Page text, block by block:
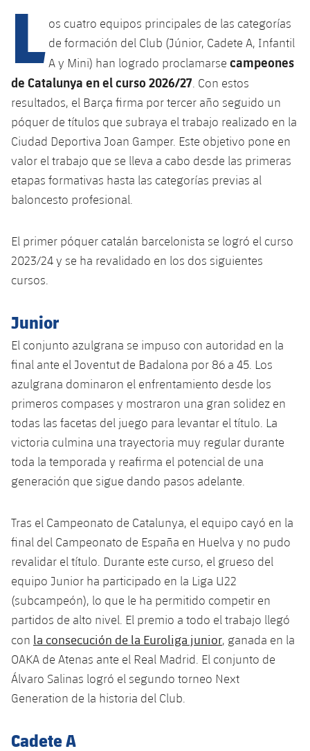
plusicon
más
Instalaciones
Spotify Camp Nou
Palau Blaugrana
Estadi Johan Cruyff
Ciutat Esportiva
plusicon
más
Servicios Médicos
Accesibilidad
plusicon
más
Acreditaciones
Instalaciones
L os cuatro equipos principales de las categorías
de formación del Club (Júnior, Cadete A, Infantil
A y Mini) han logrado proclamarse campeones
de Catalunya en el curso 2026/27 . Con estos
resultados, el Barça firma por tercer año seguido un
póquer de títulos que subraya el trabajo realizado en la
Ciudad Deportiva Joan Gamper. Este objetivo pone en
valor el trabajo que se lleva a cabo desde las primeras
etapas formativas hasta las categorías previas al
baloncesto profesional.
El primer póquer catalán barcelonista se logró el curso
2023/24 y se ha revalidado en los dos siguientes
cursos.
Junior
El conjunto azulgrana se impuso con autoridad en la
final ante el Joventut de Badalona por 86 a 45. Los
azulgrana dominaron el enfrentamiento desde los
primeros compases y mostraron una gran solidez en
todas las facetas del juego para levantar el título. La
victoria culmina una trayectoria muy regular durante
toda la temporada y reafirma el potencial de una
generación que sigue dando pasos adelante.
Tras el Campeonato de Catalunya, el equipo cayó en la
final del Campeonato de España en Huelva y no pudo
revalidar el título. Durante este curso, el grueso del
equipo Junior ha participado en la Liga U22
(subcampeón), lo que le ha permitido competir en
partidos de alto nivel. El premio a todo el trabajo llegó
con la consecución de la Euroliga junior, ganada en la
OAKA de Atenas ante el Real Madrid. El conjunto de
Álvaro Salinas logró el segundo torneo Next
Generation de la historia del Club.
Cadete A